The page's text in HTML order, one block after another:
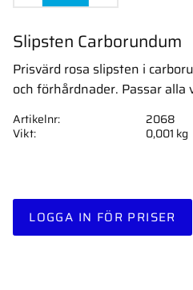
Slipsten Carborundum
Prisvärd rosa slipsten i
och förhårdnader. Passar
LOGGA IN FÖR PRISER
Artikelnr
2068
Vikt
0,001 kg